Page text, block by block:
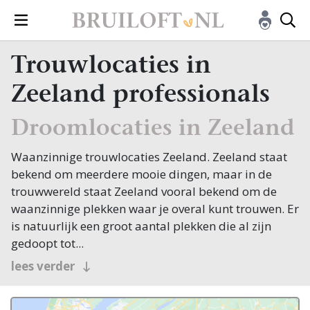
Trouwlocaties in
Zeeland professionals
Droomlocaties in Zeeland
Waanzinnige trouwlocaties Zeeland. Zeeland staat
bekend om meerdere mooie dingen, maar in de
trouwwereld staat Zeeland vooral bekend om de
waanzinnige plekken waar je overal kunt trouwen. Er
is natuurlijk een groot aantal plekken die al zijn
gedoopt tot...
officiële plekken om te trouwen, maar in feite is er
moet de officiële plechtigheid wel op een bepaalde
lees verder